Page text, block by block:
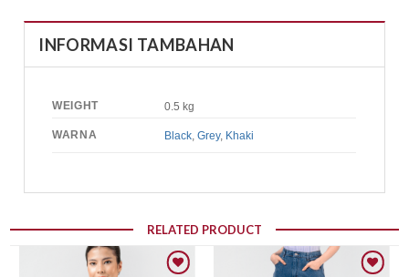
INFORMASI TAMBAHAN
WEIGHT 0.5 kg
WARNA Black ,Grey, Khaki
RELATED PRODUCT